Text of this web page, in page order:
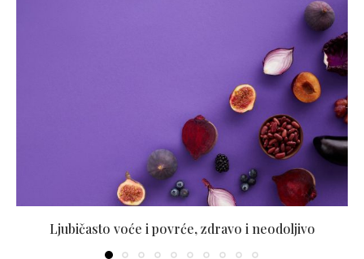
Ljubičasto voće i povrće, zdravo i neodoljivo